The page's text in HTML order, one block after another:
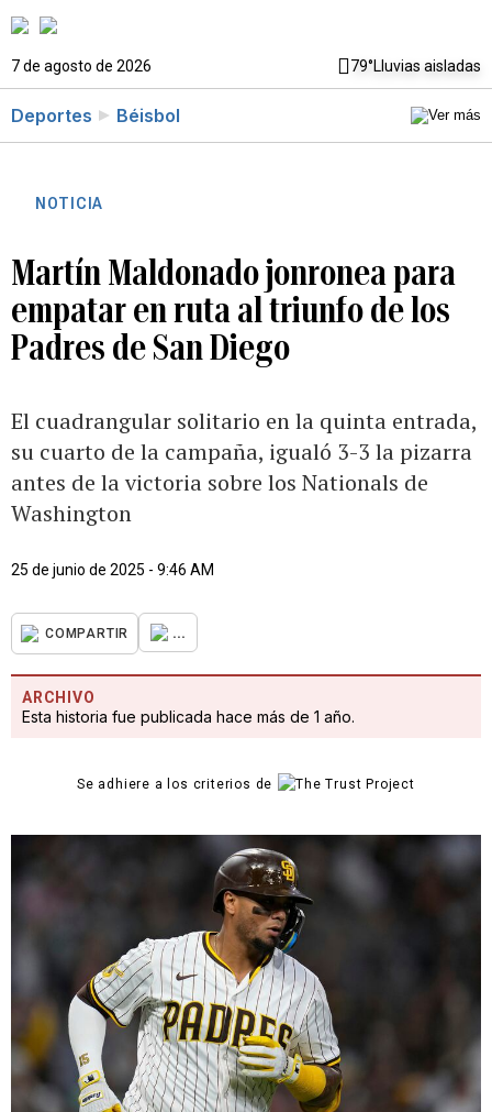
7 de agosto de 2026 79°Lluvias aisladas
Deportes Béisbol
NOTICIA
Martín Maldonado jonronea para
empatar en ruta al triunfo de los
Padres de San Diego
El cuadrangular solitario en la quinta entrada,
su cuarto de la campaña, igualó 3-3 la pizarra
antes de la victoria sobre los Nationals de
Washington
25 de junio de 2025 - 9:46 AM
COMPARTIR ...
ARCHIVO
Esta historia fue publicada hace más de 1 año.
Se adhiere a los criterios de